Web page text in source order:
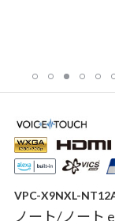
VPC-X9NXL-
ノート/ノート